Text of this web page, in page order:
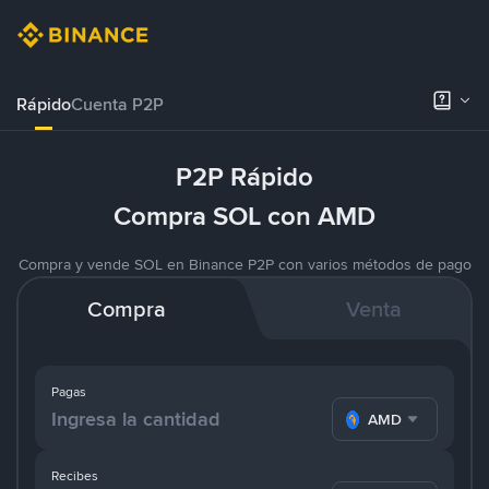
RápidoCuenta P2P
P2P Rápido
Compra SOL con AMD
Compra y vende SOL en Binance P2P con varios métodos de pago
Compra Venta
Pagas
AMD
Recibes